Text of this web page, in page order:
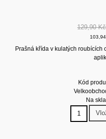
129,90 Kč
Prašná křída v kulatých roubících
Kód
Na